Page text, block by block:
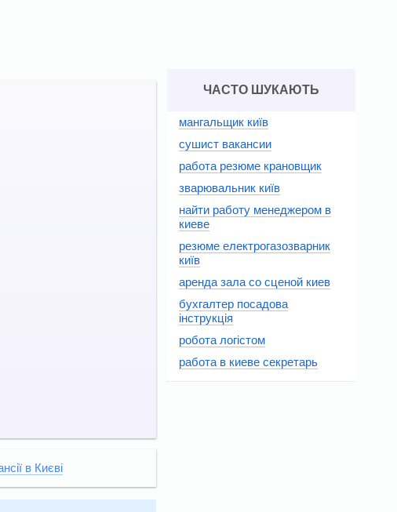
в Києві
ЧАСТО ШУКАЮТЬ
мангальщик київ
сушист вакансии
работа резюме крановщик
зварювальник київ
найти работу менеджером в
киеве
резюме електрогазозварник
київ
аренда зала со сценой киев
бухгалтер посадова
інструкція
робота логістом
работа в киеве секретарь